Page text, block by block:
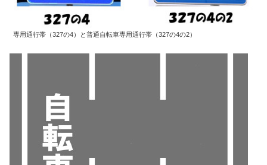
専用通行帯（327の4）と普通自転車専用通行帯（327の4の2）